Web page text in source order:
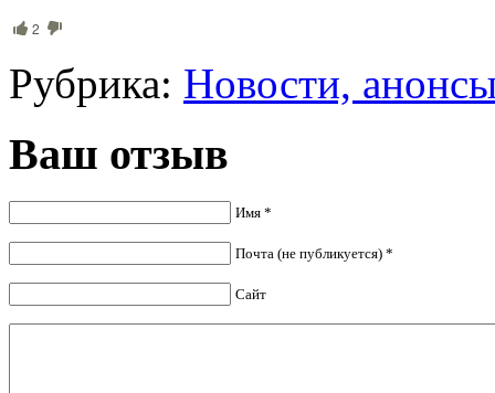
2
Рубрика: Новости,
Ваш отзыв
Имя *
Почта (не публикуется) *
Сайт